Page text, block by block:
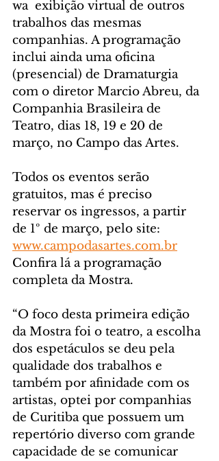
wa  exibição virtual de outros
trabalhos das mesmas
companhias. A programação
inclui ainda uma oficina
(presencial) de Dramaturgia
com o diretor Marcio Abreu, da
Companhia Brasileira de
Teatro, dias 18, 19 e 20 de
março, no Campo das Artes.
Todos os eventos serão
gratuitos, mas é preciso
reservar os ingressos, a partir
de 1º de março, pelo site:
www.campodasartes.com.br
Confira lá a programação
completa da Mostra.
“O foco desta primeira edição
da Mostra foi o teatro, a escolha
dos espetáculos se deu pela
qualidade dos trabalhos e
também por afinidade com os
artistas, optei por companhias
de Curitiba que possuem um
repertório diverso com grande
capacidade de se comunicar